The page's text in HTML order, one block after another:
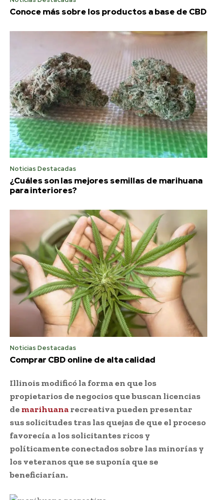
Conoce más sobre los productos a base de CBD
Noticias Destacadas
¿Cuáles son las mejores semillas de marihuana
para interiores?
Noticias Destacadas
Comprar CBD online de alta calidad
Illinois modificó la forma en que los
propietarios de negocios que buscan licencias
de marihuanarecreativa pueden presentar
sus solicitudes tras las quejas de que el proceso
favorecía a los solicitantes ricos y
políticamente conectados sobre las minorías y
los veteranos que se suponía que se
beneficiarían.